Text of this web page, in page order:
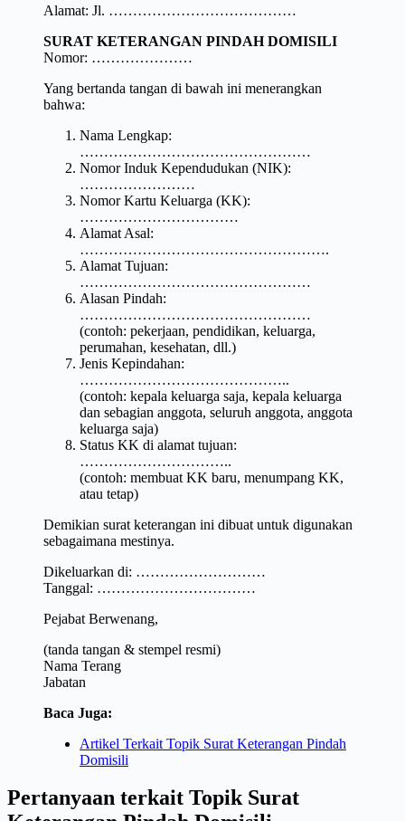
Alamat: Jl. …………………………………
SURAT KETERANGAN PINDAH DOMISILI
Nomor: …………………
Yang bertanda tangan di bawah ini menerangkan
bahwa:
Nama Lengkap:
…………………………………………
Nomor Induk Kependudukan (NIK):
……………………
Nomor Kartu Keluarga (KK):
……………………………
Alamat Asal:
…………………………………………….
Alamat Tujuan:
…………………………………………
Alasan Pindah:
…………………………………………
(contoh: pekerjaan, pendidikan, keluarga,
perumahan, kesehatan, dll.)
Jenis Kepindahan:
……………………………………..
(contoh: kepala keluarga saja, kepala keluarga
dan sebagian anggota, seluruh anggota, anggota
keluarga saja)
Status KK di alamat tujuan:
…………………………..
(contoh: membuat KK baru, menumpang KK,
atau tetap)
Demikian surat keterangan ini dibuat untuk digunakan
sebagaimana mestinya.
Dikeluarkan di: ………………………
Tanggal: ……………………………
Pejabat Berwenang,
(tanda tangan & stempel resmi)
Nama Terang
Jabatan
Baca Juga:
Artikel Terkait Topik Surat Keterangan Pindah
Domisili
Pertanyaan terkait Topik Surat